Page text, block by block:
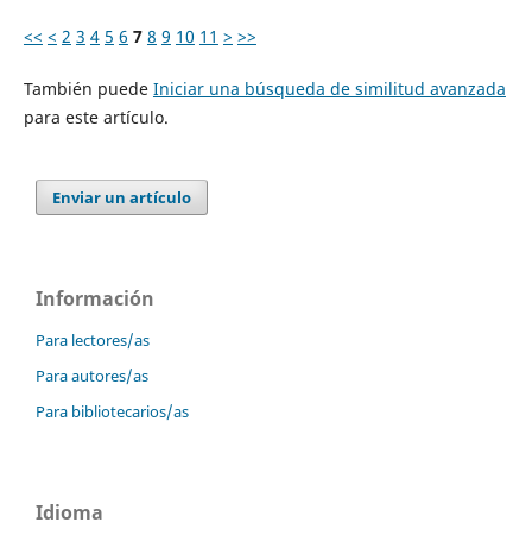
<< < 2 3 4 5 6 7 8 9 10 11 > >>
También puede Iniciar una búsqueda de similitud avanzada
para este artículo.
Enviar un artículo
Información
Para lectores/as
Para autores/as
Para bibliotecarios/as
Idioma